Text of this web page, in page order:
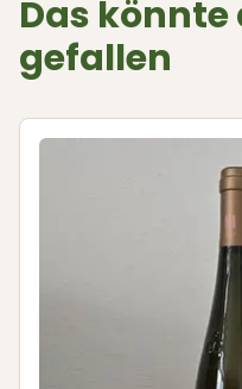
Das könnte
gefallen